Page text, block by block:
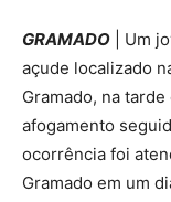
GRAMADO | Um
açude localizado
Gramado, na
afogamento
ocorrência foi
Gramado em um